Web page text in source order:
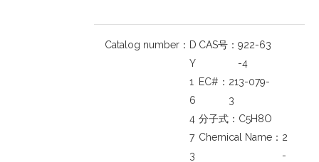
Catalog number： D
Y
1
6
4
7
3
CAS号：922-63
-4
EC#： 213-079-
3
分子式： C5H8O
Chemical Name： 2
-